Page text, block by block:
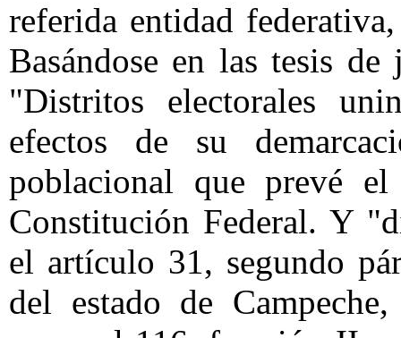
referida entidad
Basándose en las tesis
"Distritos electorales
efectos de su
poblacional que prevé
Constitución Federal. Y
el artículo 31, segundo
del estado de